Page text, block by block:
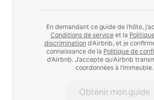
En demandant ce guide de l'hôte,
Conditions de serviceet la
discrimination d'Airbnb, et je
connaissance de la Politique de
d'Airbnb. J'accepte qu'Airbnb
coordonnées à l'immeuble.
Obtenir mon guide